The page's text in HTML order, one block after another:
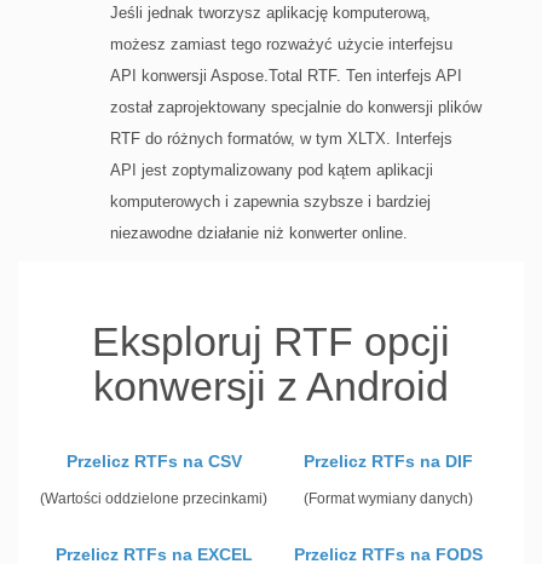
Jeśli jednak tworzysz aplikację komputerową,
możesz zamiast tego rozważyć użycie interfejsu
API konwersji Aspose.Total RTF. Ten interfejs API
został zaprojektowany specjalnie do konwersji plików
RTF do różnych formatów, w tym XLTX. Interfejs
API jest zoptymalizowany pod kątem aplikacji
komputerowych i zapewnia szybsze i bardziej
niezawodne działanie niż konwerter online.
Eksploruj RTF opcji
konwersji z Android
Przelicz RTFs na CSV
(Wartości oddzielone przecinkami)
Przelicz RTFs na DIF
(Format wymiany danych)
Przelicz RTFs na EXCEL Przelicz RTFs na FODS